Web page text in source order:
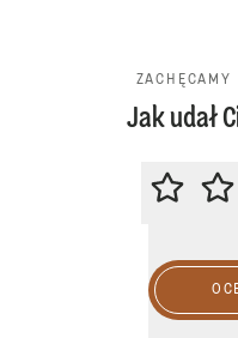
ZACHĘCAMY
Jak udał